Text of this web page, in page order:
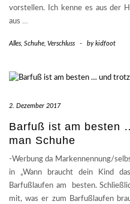
vorstellen. Ich kenne es aus der
aus …
Alles, Schuhe, Verschluss - bykidfoot
2. Dezember 2017
Barfuß ist am besten
man Schuhe
-Werbung da Markennennung/
in „Wann braucht dein Kind
Barfußlaufen am besten.
mit, was er zum Barfußlaufen